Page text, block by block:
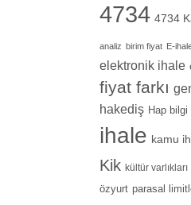
4734 4734
analiz birim fiyat E-
elektronik ihale
fiyat farkı
hakediş Hap bilgi
ihale kamu
Kik kültür varlıkları
özyurt parasal